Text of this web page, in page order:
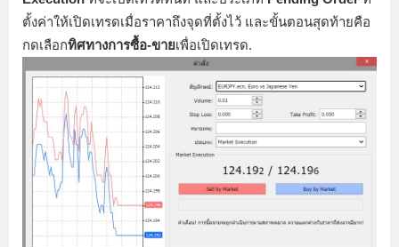
ตั้งค่าให้เปิดเทรดเมื่อราคาถึงจุดที่ตั้งไว้ และขั้นตอนสุดท้ายคือ
กดเลือกทิศทางการซื้อ-ขายเพื่อเปิดเทรด.